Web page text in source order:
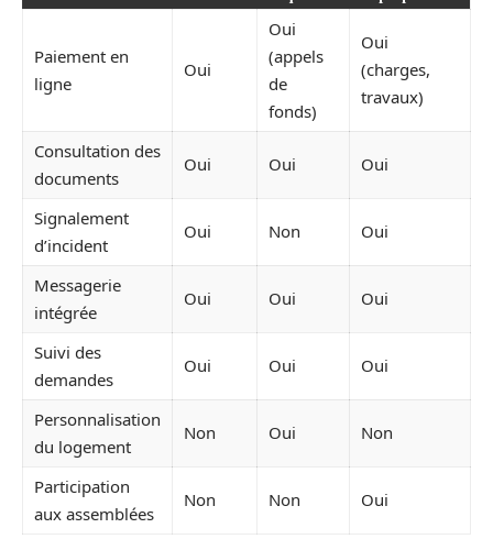
Paiement en
ligne
Oui
Oui
(appels
de
fonds)
Oui
(charges,
travaux)
Consultation des
documents
Oui Oui Oui
Signalement
d’incident
Oui Non Oui
Messagerie
intégrée
Oui Oui Oui
Suivi des
demandes
Oui Oui Oui
Personnalisation
du logement
Non Oui Non
Participation
aux assemblées
Non Non Oui